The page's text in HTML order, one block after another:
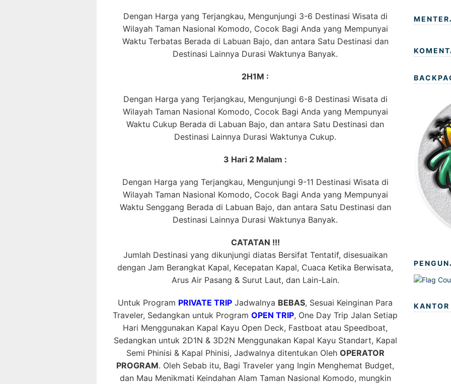
Dengan Harga yang Terjangkau, Mengunjungi 3-6 Destinasi Wisata di
Wilayah Taman Nasional Komodo, Cocok Bagi Anda yang Mempunyai
Waktu Terbatas Berada di Labuan Bajo, dan antara Satu Destinasi dan
Destinasi Lainnya Durasi Waktunya Banyak.
2H1M :
Dengan Harga yang Terjangkau, Mengunjungi 6-8 Destinasi Wisata di
Wilayah Taman Nasional Komodo, Cocok Bagi Anda yang Mempunyai
Waktu Cukup Berada di Labuan Bajo, dan antara Satu Destinasi dan
Destinasi Lainnya Durasi Waktunya Cukup.
3 Hari 2 Malam :
Dengan Harga yang Terjangkau, Mengunjungi 9-11 Destinasi Wisata di
Wilayah Taman Nasional Komodo, Cocok Bagi Anda yang Mempunyai
Waktu Senggang Berada di Labuan Bajo, dan antara Satu Destinasi dan
Destinasi Lainnya Durasi Waktunya Banyak.
CATATAN !!!
Jumlah Destinasi yang dikunjungi diatas Bersifat Tentatif, disesuaikan
dengan Jam Berangkat Kapal, Kecepatan Kapal, Cuaca Ketika Berwisata,
Arus Air Pasang & Surut Laut, dan Lain-Lain.
Untuk Program PRIVATE TRIP Jadwalnya BEBAS, Sesuai Keinginan Para
Traveler, Sedangkan untuk Program OPEN TRIP, One Day Trip Jalan Setiap
Hari Menggunakan Kapal Kayu Open Deck, Fastboat atau Speedboat,
Sedangkan untuk 2D1N & 3D2N Menggunakan Kapal Kayu Standart, Kapal
Semi Phinisi & Kapal Phinisi, Jadwalnya ditentukan Oleh OPERATOR
PROGRAM. Oleh Sebab itu, Bagi Traveler yang Ingin Menghemat Budget,
dan Mau Menikmati Keindahan Alam Taman Nasional Komodo, mungkin
KANTOR